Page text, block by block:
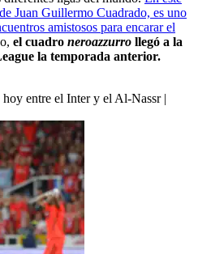
Juan Guillermo Cuadrado, es uno
amistosos para encarar el
el cuadro neroazzurro llegó a la
la temporada anterior.
entre el Inter y el Al-Nassr |